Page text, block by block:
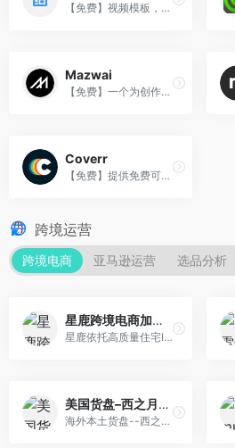
【免费】视频模板，音效，配乐，3D游戏，以及各种软件教程一应俱全。
Mazwai
【免费】一个为创作者提供高清、商用、无码的视频素材网站。
Coverr
【免费】提供免费可商用的优秀背景视频素材。
跨境运营
跨境电商 亚马逊运营 选品分析
星鹿跨境电商加速盒
星鹿依托高质量住宅IP及三大运营商跨境网络专线资源，为企业提供一站式跨境网络加速服务
美国货盘–西之月一站式跨境选品中心
海外本土货盘--西之月一站式跨境选品中心 - 全托管备货及海外仓货盘一件代发服务平台